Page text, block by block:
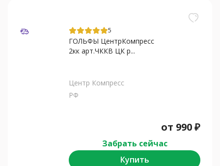
5
ГОЛЬФЫ ЦентрКомпресс
2кк арт.ЧККВ ЦК р...
Центр Компресс
РФ
от 990₽
Забрать сейчас
Купить